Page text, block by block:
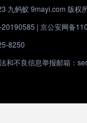
九蚂蚁 9mayi.com 版权
| 京公安网备
8250
和不良信息举报邮箱：